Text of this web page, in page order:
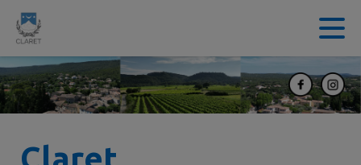
Contenu
Claret